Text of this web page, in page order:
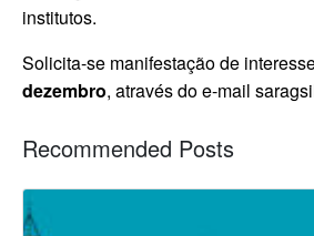
institutos.
Solicita-se manifestação de
dezembro, através do e-mail
Recommended Posts